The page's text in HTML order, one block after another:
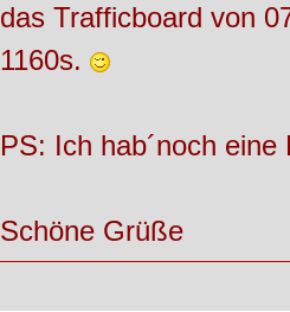
das Trafficboard von
1160s.
PS: Ich hab´noch
Schöne Grüße